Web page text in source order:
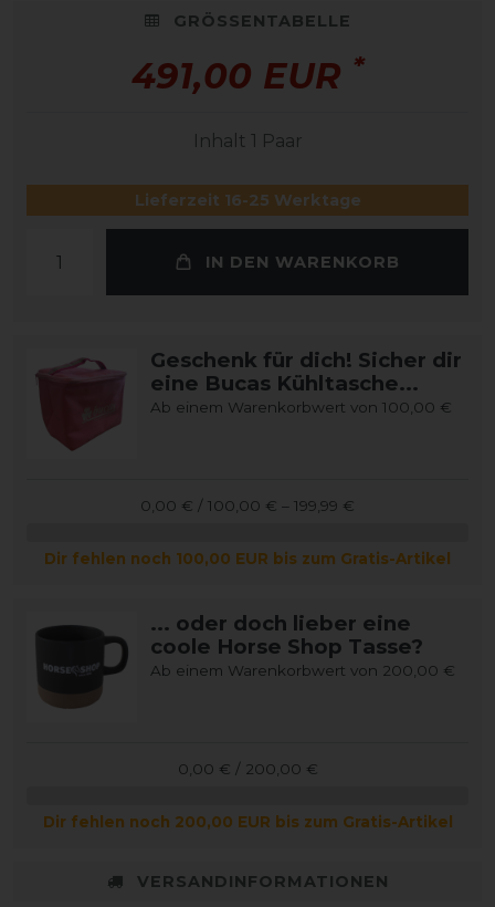
GRÖSSENTABELLE
491,00 EUR *
Inhalt 1 Paar
Lieferzeit 16-25 Werktage
IN DEN WARENKORB
Geschenk für dich! Sicher dir
eine Bucas Kühltasche...
Ab einem Warenkorbwert von 100,00 €
0,00 € / 100,00 € – 199,99 €
Dir fehlen noch 100,00 EUR bis zum Gratis-Artikel
... oder doch lieber eine
coole Horse Shop Tasse?
Ab einem Warenkorbwert von 200,00 €
0,00 € / 200,00 €
Dir fehlen noch 200,00 EUR bis zum Gratis-Artikel
VERSANDINFORMATIONEN